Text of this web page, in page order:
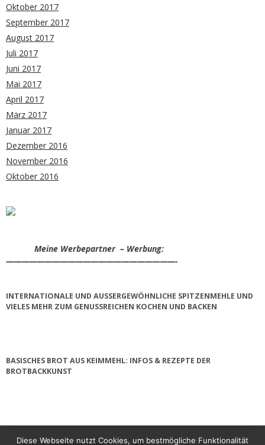
Oktober 2017
September 2017
August 2017
Juli 2017
Juni 2017
Mai 2017
April 2017
März 2017
Januar 2017
Dezember 2016
November 2016
Oktober 2016
Meine Werbepartner – Werbung:
——————————————————————-
INTERNATIONALE UND AUSSERGEWÖHNLICHE SPITZENMEHLE UND V
IELES MEHR ZUM GENUSSREICHEN KOCHEN UND BACKEN
BASISCHES BROT AUS KEIMMEHL: INFOS & REZEPTE DER
BROTBACKKUNST
Diese Webseite nutzt Cookies, um bestmögliche Funktionalität